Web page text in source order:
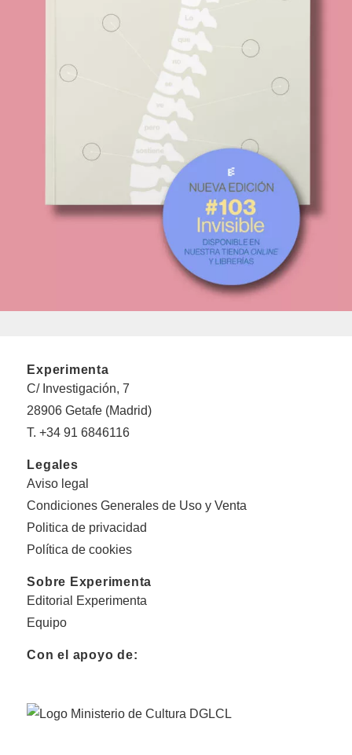
Experimenta
C/ Investigación, 7
28906 Getafe (Madrid)
T. +34 91 6846116
Legales
Aviso legal
Condiciones Generales de Uso y Venta
Politica de privacidad
Política de cookies
Sobre Experimenta
Editorial Experimenta
Equipo
Con el apoyo de: